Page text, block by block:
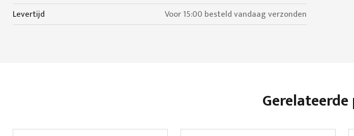
Levertijd
Voor 15:00 besteld vandaag verzonden